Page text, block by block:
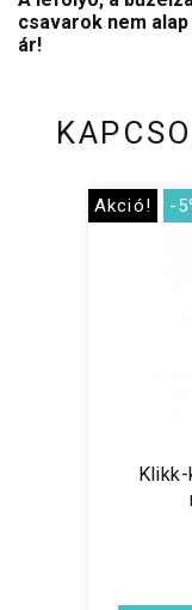
csavarok nem
ár!
Akció! -